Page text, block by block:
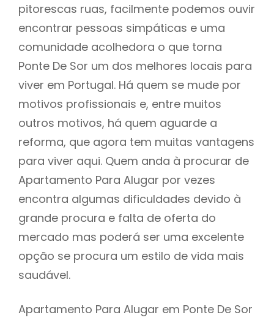
pitorescas ruas, facilmente podemos ouvir
encontrar pessoas simpáticas e uma
comunidade acolhedora o que torna
Ponte De Sor um dos melhores locais para
viver em Portugal. Há quem se mude por
motivos profissionais e, entre muitos
outros motivos, há quem aguarde a
reforma, que agora tem muitas vantagens
para viver aqui. Quem anda à procurar de
Apartamento Para Alugar por vezes
encontra algumas dificuldades devido à
grande procura e falta de oferta do
mercado mas poderá ser uma excelente
opção se procura um estilo de vida mais
saudável.
Apartamento Para Alugar em Ponte De Sor